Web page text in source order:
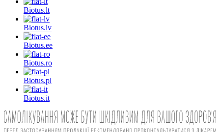
Biotus.lt
Biotus.lv
Biotus.ee
Biotus.ro
Biotus.pl
Biotus.it